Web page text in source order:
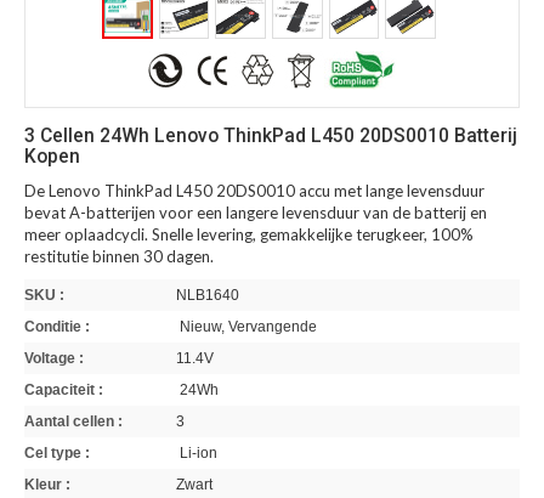
3 Cellen 24Wh Lenovo ThinkPad L450 20DS0010 Batterij
Kopen
De Lenovo ThinkPad L450 20DS0010 accu met lange levensduur
bevat A-batterijen voor een langere levensduur van de batterij en
meer oplaadcycli. Snelle levering, gemakkelijke terugkeer, 100%
restitutie binnen 30 dagen.
SKU :
NLB1640
Conditie :
Nieuw, Vervangende
Voltage :
11.4V
Capaciteit :
24Wh
Aantal cellen :
3
Cel type :
Li-ion
Kleur :
Zwart